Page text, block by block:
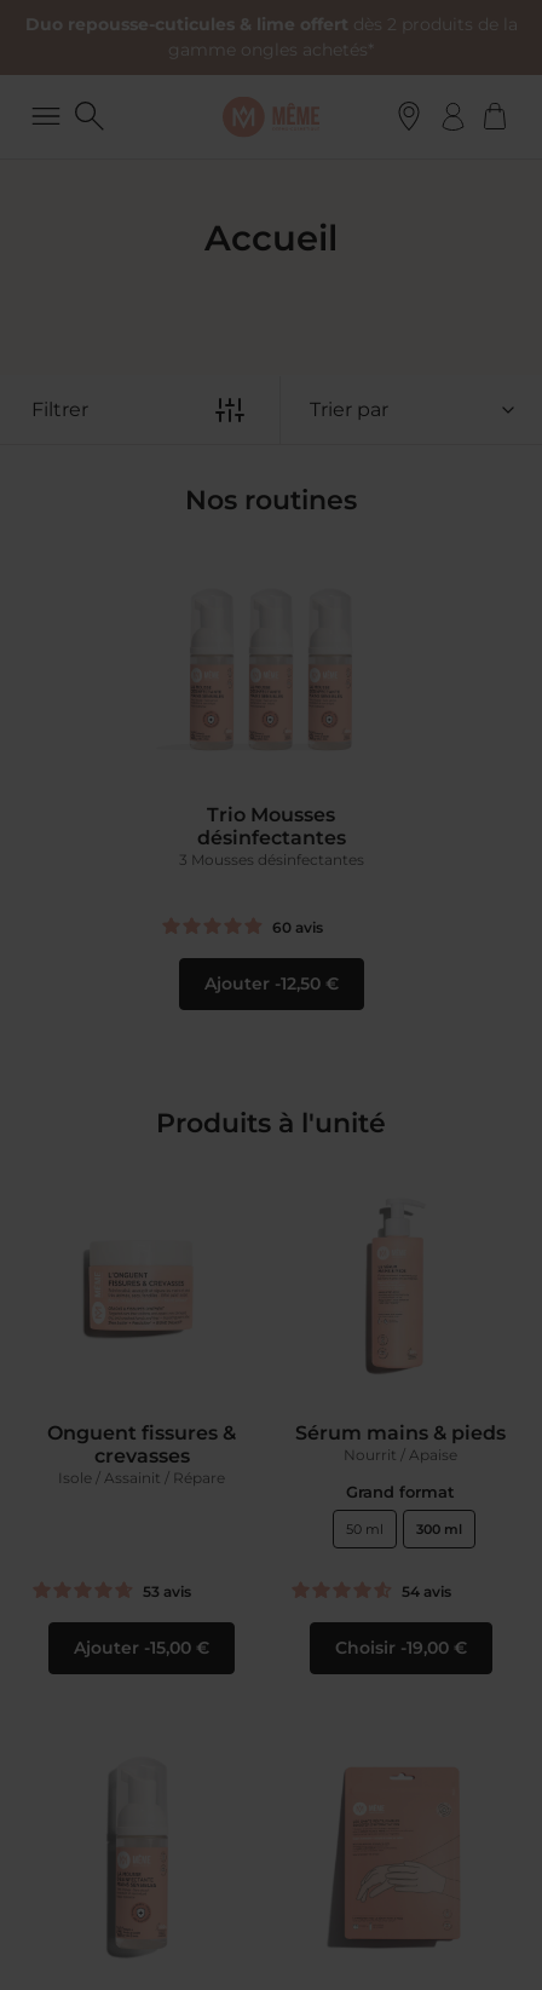
Duo repousse-cuticules & lime offert dès 2 produits de la
gamme ongles achetés*
Accueil
Filtrer Trier par
Nos routines
Trio Mousses
désinfectantes
3 Mousses désinfectantes
60 avis
Ajouter 12,50 €
Produits à l'unité
Onguent fissures &
crevasses
Isole / Assainit / Répare
53 avis
Ajouter 15,00 €
Sérum mains & pieds
Nourrit / Apaise
Grand format
50 ml 300 ml
54 avis
Choisir 19,00 €